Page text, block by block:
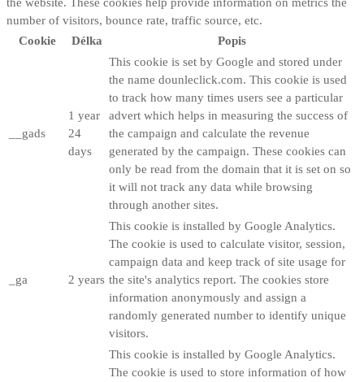
number of visitors, bounce rate, traffic source, etc.
Cookie
Délka Popis
__gads
1 year
24
days
This cookie is set by Google and stored under
the name dounleclick.com. This cookie is used
to track how many times users see a particular
advert which helps in measuring the success of
the campaign and calculate the revenue
generated by the campaign. These cookies can
only be read from the domain that it is set on so
it will not track any data while browsing
through another sites.
_ga 2 years
This cookie is installed by Google Analytics.
The cookie is used to calculate visitor, session,
campaign data and keep track of site usage for
the site's analytics report. The cookies store
information anonymously and assign a
randomly generated number to identify unique
visitors.
This cookie is installed by Google Analytics.
The cookie is used to store information of how